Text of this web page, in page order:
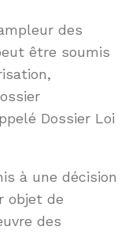
des
être soumis
Dossier Loi
à une décision
objet de
des